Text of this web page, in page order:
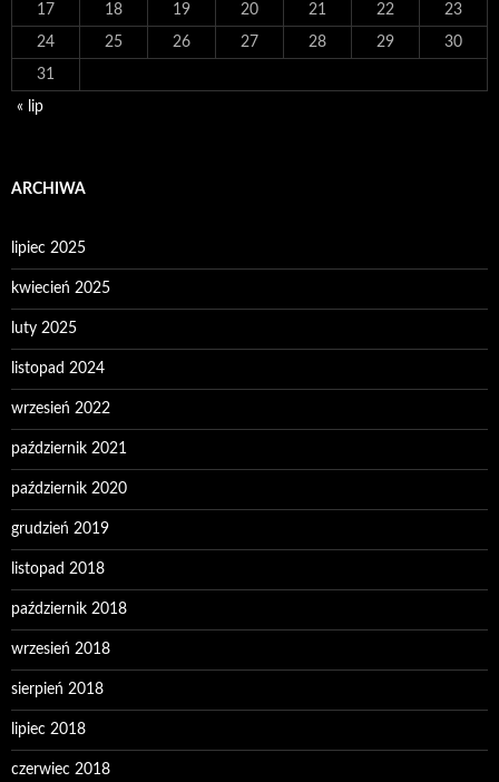
17 18 19 20 21 22 23
24 25 26 27 28 29 30
31
« lip
ARCHIWA
lipiec 2025
kwiecień 2025
luty 2025
listopad 2024
wrzesień 2022
październik 2021
październik 2020
grudzień 2019
listopad 2018
październik 2018
wrzesień 2018
sierpień 2018
lipiec 2018
czerwiec 2018